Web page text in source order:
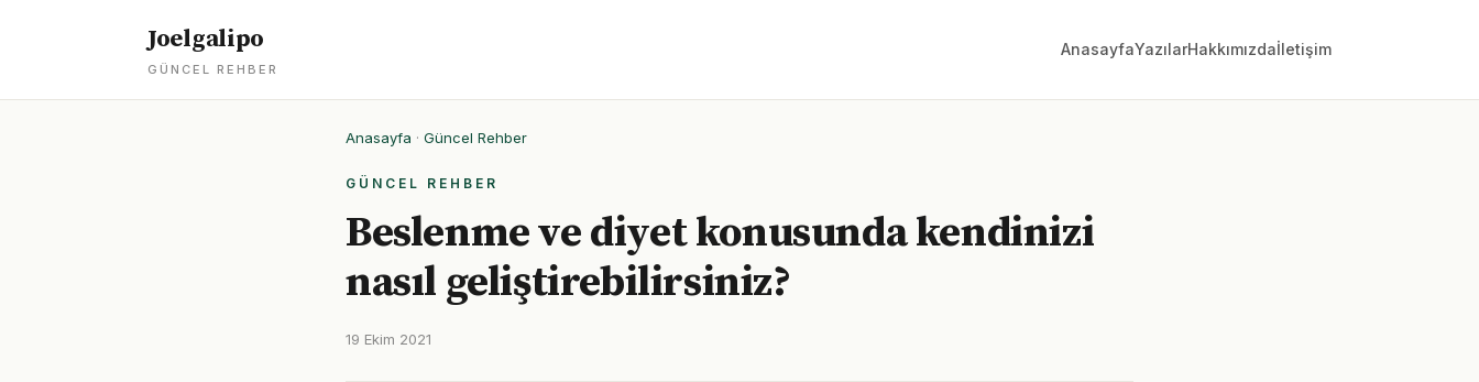
Joelgalipo
GÜNCEL REHBER
AnasayfaYazılarHakkımızdaİletişim
Anasayfa · Güncel Rehber
GÜNCEL REHBER
Beslenme ve diyet konusunda kendinizi
nasıl geliştirebilirsiniz?
19 Ekim 2021